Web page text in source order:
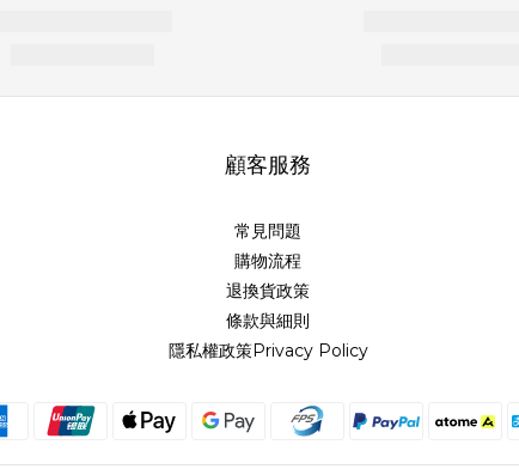
顧客服務
常見問題
購物流程
退換貨政策
條款與細則
隱私權政策Privacy Policy